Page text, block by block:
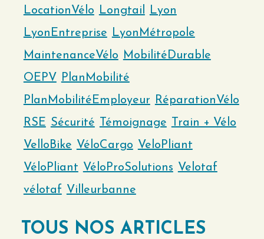
LocationVélo Longtail Lyon
LyonEntreprise LyonMétropole
MaintenanceVélo MobilitéDurable
OEPV PlanMobilité
PlanMobilitéEmployeur RéparationVélo
RSE Sécurité Témoignage
Train + Vélo
VelloBike VéloCargo VeloPliant
VéloPliant VéloProSolutions Velotaf
vélotaf Villeurbanne
TOUS NOS ARTICLES